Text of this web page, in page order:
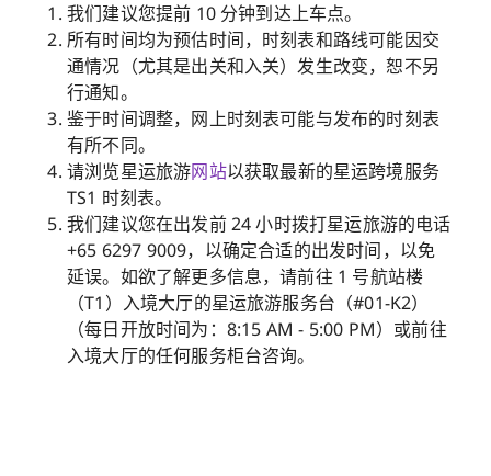
我们建议您提前 10 分钟到达上车点。
所有时间均为预估时间，时刻表和路线可能因交
通情况（尤其是出关和入关）发生改变，恕不另
行通知。
鉴于时间调整，网上时刻表可能与发布的时刻表
有所不同。
请浏览星运旅游网站以获取最新的星运跨境服务
TS1 时刻表。
我们建议您在出发前 24 小时拨打星运旅游的电话
+65 6297 9009，以确定合适的出发时间，以免
延误。如欲了解更多信息，请前往 1 号航站楼
（T1）入境大厅的星运旅游服务台（#01-K2）
（每日开放时间为：8:15 AM - 5:00 PM）或前往
入境大厅的任何服务柜台咨询。